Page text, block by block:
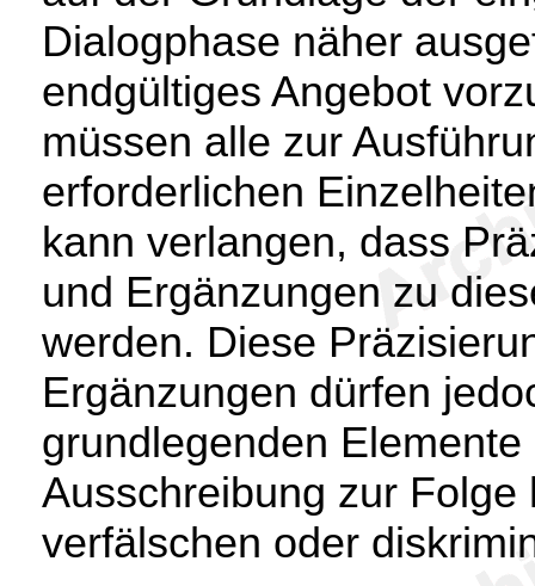
Dialogphase näher
endgültiges Angebot
müssen alle zur
erforderlichen
kann verlangen, dass
und Ergänzungen zu
werden. Diese
Ergänzungen dürfen
grundlegenden
Ausschreibung zur
verfälschen oder